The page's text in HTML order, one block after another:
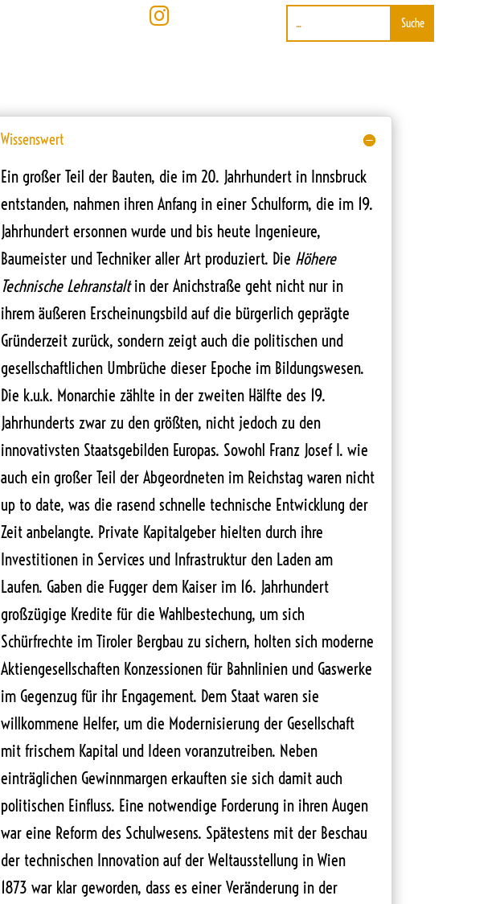

Wissenswert
Ein großer Teil der Bauten, die im 20. Jahrhundert in Innsbruck
entstanden, nahmen ihren Anfang in einer Schulform, die im 19.
Jahrhundert ersonnen wurde und bis heute Ingenieure,
Baumeister und Techniker aller Art produziert. Die Höhere
Technische Lehranstaltin der Anichstraße geht nicht nur in
ihrem äußeren Erscheinungsbild auf die bürgerlich geprägte
Gründerzeit zurück, sondern zeigt auch die politischen und
gesellschaftlichen Umbrüche dieser Epoche im Bildungswesen.
Die k.u.k. Monarchie zählte in der zweiten Hälfte des 19.
Jahrhunderts zwar zu den größten, nicht jedoch zu den
innovativsten Staatsgebilden Europas. Sowohl Franz Josef I. wie
auch ein großer Teil der Abgeordneten im Reichstag waren nicht
up to date, was die rasend schnelle technische Entwicklung der
Zeit anbelangte. Private Kapitalgeber hielten durch ihre
Investitionen in Services und Infrastruktur den Laden am
Laufen. Gaben die Fugger dem Kaiser im 16. Jahrhundert
großzügige Kredite für die Wahlbestechung, um sich
Schürfrechte im Tiroler Bergbau zu sichern, holten sich moderne
Aktiengesellschaften Konzessionen für Bahnlinien und Gaswerke
im Gegenzug für ihr Engagement. Dem Staat waren sie
willkommene Helfer, um die Modernisierung der Gesellschaft
mit frischem Kapital und Ideen voranzutreiben. Neben
einträglichen Gewinnmargen erkauften sie sich damit auch
politischen Einfluss. Eine notwendige Forderung in ihren Augen
war eine Reform des Schulwesens. Spätestens mit der Beschau
der technischen Innovation auf der Weltausstellung in Wien
1873 war klar geworden, dass es einer Veränderung in der